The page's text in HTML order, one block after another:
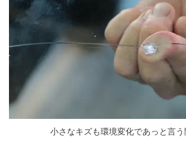
小さなキズも環境変化であっと言